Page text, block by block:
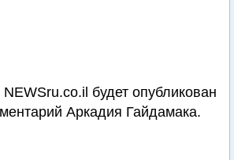
будет опубликован
Аркадия Гайдамака.